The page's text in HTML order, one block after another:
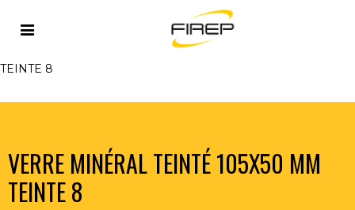
Accueil TETE
VERRES ET ECRANS
VERRE MINÉRAL TEINTÉ 105X50 MM
TEINTE 8
VERRE MINÉRAL TEINTÉ 105X50 MM
TEINTE 8